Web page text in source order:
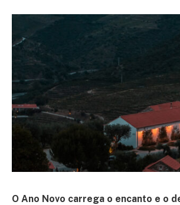
O Ano Novo carrega o encanto e o